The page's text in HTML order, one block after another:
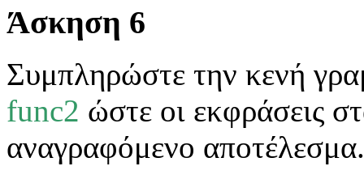
Άσκηση 6
Συμπληρώστε την κενή
func2 ώστε οι εκφράσεις
αναγραφόμενο αποτέλεσμα.